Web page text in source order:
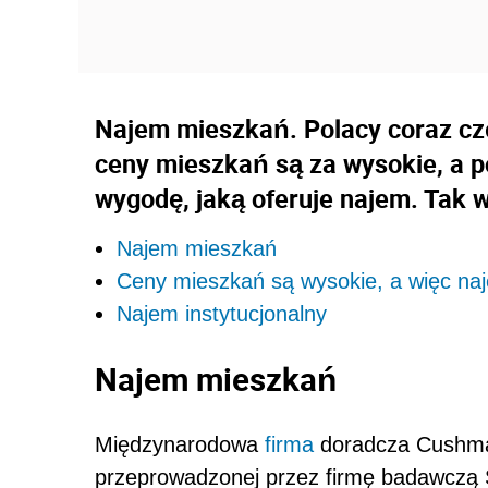
Najem mieszkań. Polacy coraz
ceny mieszkań są za wysokie, a
wygodę, jaką oferuje najem. Tak
Najem mieszkań
Ceny mieszkań są wysokie, a więc
Najem instytucjonalny
Najem mieszkań
Międzynarodowa firma doradcza
przeprowadzonej przez firmę